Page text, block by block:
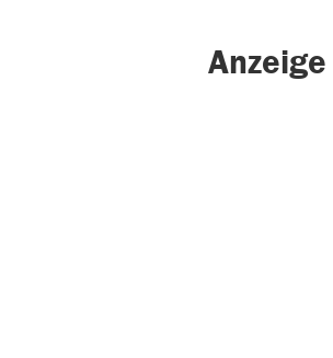
Anzeige